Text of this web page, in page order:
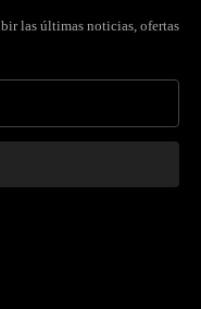
las últimas noticias, ofertas